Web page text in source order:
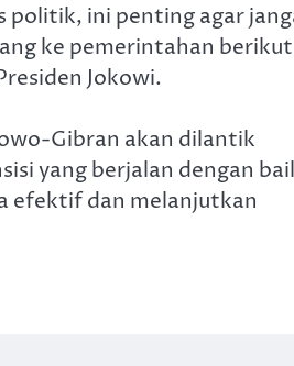
politik, ini penting agar
ke pemerintahan berikut
Jokowi.
Gibran akan dilantik
yang berjalan dengan
efektif dan melanjutkan